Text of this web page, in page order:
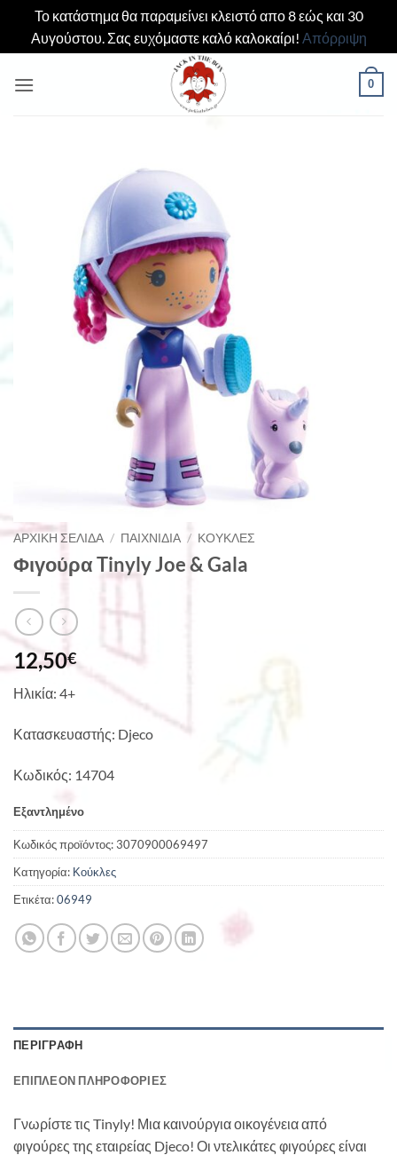
Το κατάστημα θα παραμείνει κλειστό απο 8 εώς και 30
Αυγούστου. Σας ευχόμαστε καλό καλοκαίρι! Απόρριψη
στο
0
ΑΡΧΙΚΉ ΣΕΛΊΔΑ / ΠΑΙΧΝΊΔΙΑ / ΚΟΎΚΛΕΣ
Φιγούρα Tinyly Joe & Gala
12,50€
Ηλικία: 4+
Κατασκευαστής: Djeco
Κωδικός: 14704
Εξαντλημένο
Κωδικός προϊόντος:3070900069497
Κατηγορία: Κούκλες
Ετικέτα:06949
ΠΕΡΙΓΡΑΦΉ
ΕΠΙΠΛΈΟΝ ΠΛΗΡΟΦΟΡΊΕΣ
Γνωρίστε τις Tinyly! Μια καινούργια οικογένεια από
φιγούρες της εταιρείας Djeco! Οι ντελικάτες φιγούρες είναι